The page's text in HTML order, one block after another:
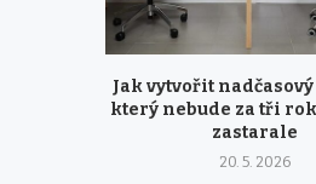
Jak vytvořit
který nebude za tři
zastarale
20. 5. 2026